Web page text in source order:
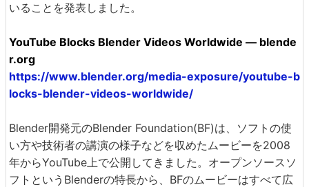
いることを発表しました。
YouTube Blocks Blender Videos Worldwide — blende
r.org
https://www.blender.org/media-exposure/youtube-b
locks-blender-videos-worldwide/
Blender開発元のBlender Foundation(BF)は、ソフトの使
い方や技術者の講演の様子などを収めたムービーを2008
年からYouTube上で公開してきました。オープンソースソ
フトというBlenderの特長から、BFのムービーはすべて広